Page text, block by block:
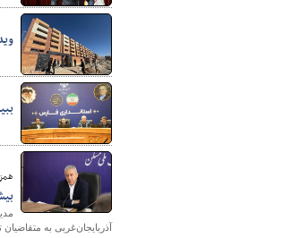
پایگاه
بیش از ۶ هزار واحد
آذربایجان‌غربی به